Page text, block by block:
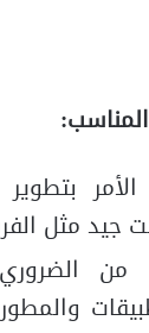
جيد مثل
من